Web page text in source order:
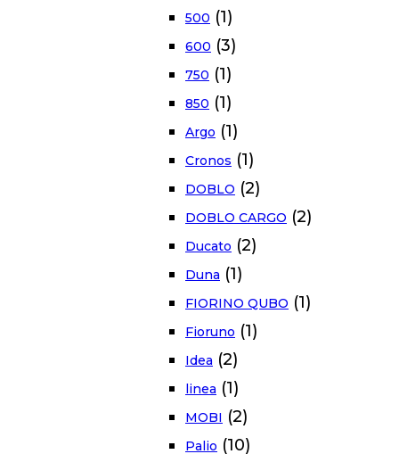
500 (1)
600 (3)
750 (1)
850 (1)
Argo (1)
Cronos (1)
DOBLO (2)
DOBLO CARGO (2)
Ducato (2)
Duna (1)
FIORINO QUBO (1)
Fioruno (1)
Idea (2)
linea (1)
MOBI (2)
Palio (10)